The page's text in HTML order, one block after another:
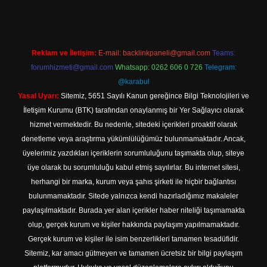
Reklam ve İletişim: E-mail: backlinkpaneli@gmail.com Teams:
forumhizmeti@gmail.com Whatsapp: 0262 606 0 726 Telegram:
@karabul
Yasal Uyarı: Sitemiz, 5651 Sayılı Kanun gereğince Bilgi Teknolojileri ve
İletişim Kurumu (BTK) tarafından onaylanmış bir Yer Sağlayıcı olarak
hizmet vermektedir. Bu nedenle, sitedeki içerikleri proaktif olarak
denetleme veya araştırma yükümlülüğümüz bulunmamaktadır. Ancak,
üyelerimiz yazdıkları içeriklerin sorumluluğunu taşımakta olup, siteye
üye olarak bu sorumluluğu kabul etmiş sayılırlar. Bu internet sitesi,
herhangi bir marka, kurum veya şahıs şirketi ile hiçbir bağlantısı
bulunmamaktadır. Sitede yalnızca kendi hazırladığımız makaleler
paylaşılmaktadır. Burada yer alan içerikler haber niteliği taşımamakta
olup, gerçek kurum ve kişiler hakkında paylaşım yapılmamaktadır.
Gerçek kurum ve kişiler ile isim benzerlikleri tamamen tesadüfidir.
Sitemiz, kar amacı gütmeyen ve tamamen ücretsiz bir bilgi paylaşım